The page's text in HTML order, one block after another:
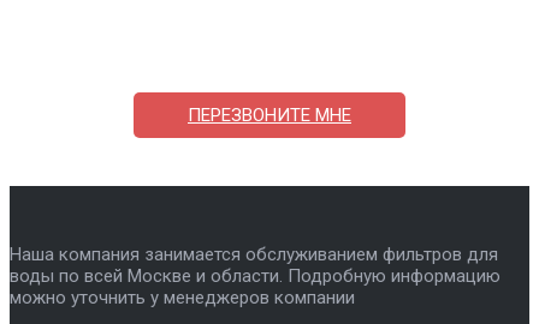
ПЕРЕЗВОНИТЕ МНЕ
Наша компания занимается обслуживанием фильтров для
воды по всей Москве и области. Подробную информацию
можно уточнить у менеджеров компании